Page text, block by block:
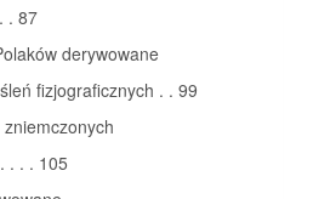
. 87
derywowane
fizjograficznych . . 99
. . . 105